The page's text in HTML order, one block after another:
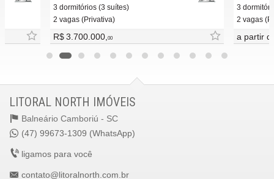
3 dormitórios (3 suítes)
2 vagas (Privativa)
R$ 3.700.000, 00
3
2 vagas
a partir
LITORAL NORTH IMÓVEIS
Balneário Camboriú - SC
(47) 99673-1309 (WhatsApp)
ligamos para você
contato@litoralnorth.com.br